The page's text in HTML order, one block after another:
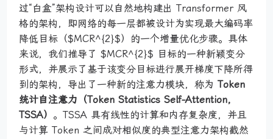
过“白盒”架构设计可以自然地构建出 Transformer 风
格的架构，即网络的每一层都被设计为实现最大编码率
降低目标（$MCR^{2}$）的一个增量优化步骤。具体
来说，我们推导了 $MCR^{2}$ 目标的一种新颖变分
形式，并展示了基于该变分目标进行展开梯度下降所得
到的架构，导出了一种新的注意力模块，称为 Token
统计自注意力（Token Statistics Self-Attention，
TSSA） 。TSSA 具有线性的计算和内存复杂度，并且
与计算 Token 之间成对相似度的典型注意力架构截然